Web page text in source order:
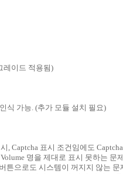
레이드 적용됨)
식 가능. (추가 모듈 설치 필요)
, Captcha 표시 조건임에도
명을 제대로 표시 못하는 문
튼으로도 시스템이 꺼지지 않는 문